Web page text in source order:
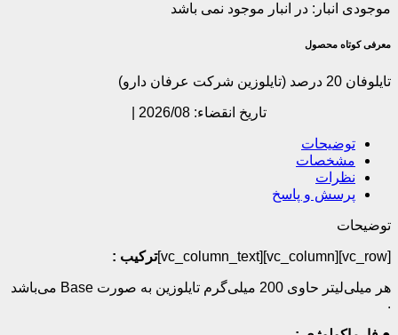
موجودی انبار: در انبار موجود نمی باشد
معرفی کوتاه محصول
تایلوفان 20 درصد (تایلوزین شرکت عرفان دارو)
تاریخ انقضاء: 2026/08 |
توضیحات
مشخصات
نظرات
پرسش و پاسخ
توضیحات
[vc_row][vc_column][vc_column_text] ترکیب :
هر میلی‌لیتر حاوی 200 میلی‌گرم تایلوزین به­ صورت Base می‌باشد
.